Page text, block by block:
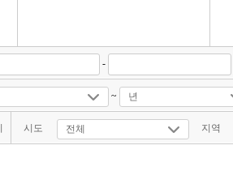
-
~
시도 지역